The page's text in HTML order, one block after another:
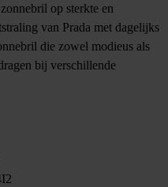
op sterkte en
van Prada met dagelijks
die zowel modieus als
bij verschillende